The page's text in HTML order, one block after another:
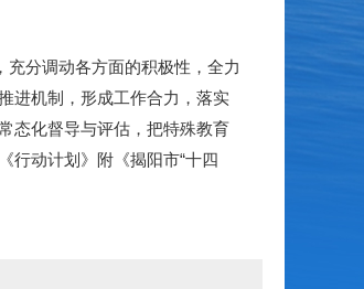
分调动各方面的积极性，全力
进机制，形成工作合力，落实
态化督导与评估，把特殊教育
行动计划》附《揭阳市“十四